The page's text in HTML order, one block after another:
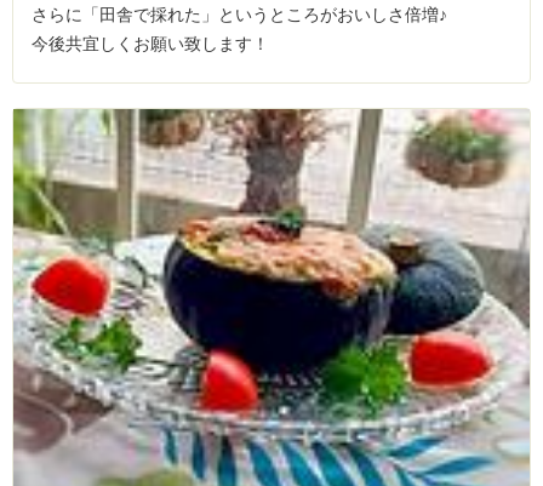
さらに「田舎で採れた」というところがおいしさ倍増♪
今後共宜しくお願い致します！